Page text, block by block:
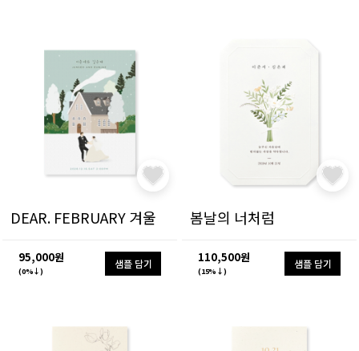
DEAR. FEBRUARY 겨울
95,000원
(0%↓)
샘플 담기
봄날의 너처럼
110,500원
(15%↓)
샘플 담기